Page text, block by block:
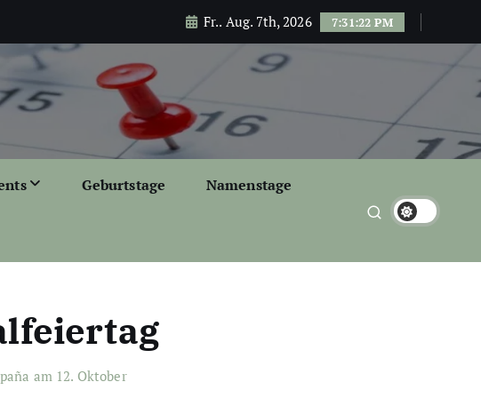
Fr.. Aug. 7th, 2026 7:31:24 PM
Geburtstage Namenstage
am 12. Oktober